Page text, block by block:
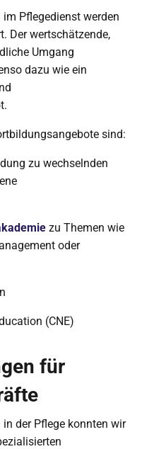
Pflegedienst werden
Der wertschätzende,
Umgang
dazu wie ein
sind:
zu wechselnden
zu Themen wie
oder
(CNE)
für
der Pflege konnten wir